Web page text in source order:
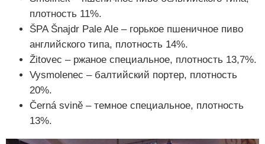
плотность 11%.
ŠPA Šnajdr Pale Ale – горькое пшеничное пиво
английского типа, плотность 14%.
Žitovec – ржаное специальное, плотность 13,7%.
Vysmolenec – балтийский портер, плотность
20%.
Černá svině – темное специальное, плотность
13%.